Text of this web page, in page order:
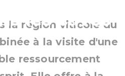
les caves
la région viticole du
à la visite d'une
ressourcement